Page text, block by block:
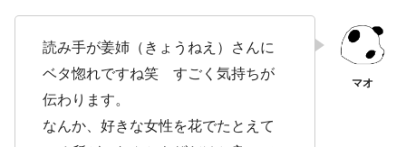
読み手が姜姉（きょうねえ）さんに
ベタ惚れですね笑 すごく気持ちが
伝わります。
なんか、好きな女性を花でたとえて